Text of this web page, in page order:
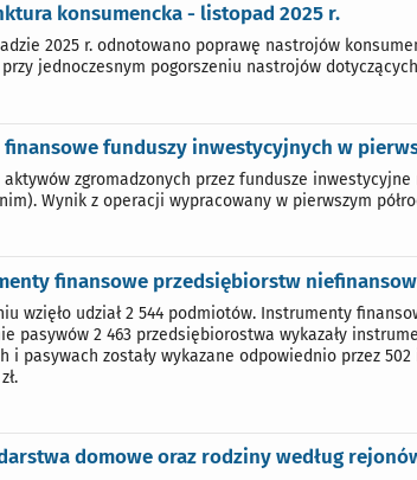
konsumencka - listopad 2025 r.
2025 r. odnotowano poprawę nastrojów
jednoczesnym pogorszeniu nastrojów
funduszy inwestycyjnych w
zgromadzonych przez fundusze inwestycyjne
Wynik z operacji wypracowany w pierwszym
finansowe przedsiębiorstw
wzięło udział 2 544 podmiotów. Instrumenty
pasywów 2 463 przedsiębiorostwa wykazały
i pasywach zostały wykazane odpowiednio przez
domowe oraz rodziny według